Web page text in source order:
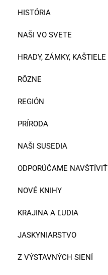
HISTÓRIA
NAŠI VO SVETE
HRADY, ZÁMKY, KAŠTIELE
RÔZNE
REGIÓN
PRÍRODA
NAŠI SUSEDIA
ODPORÚČAME NAVŠTÍVIŤ
NOVÉ KNIHY
KRAJINA A ĽUDIA
JASKYNIARSTVO
Z VÝSTAVNÝCH SIENÍ